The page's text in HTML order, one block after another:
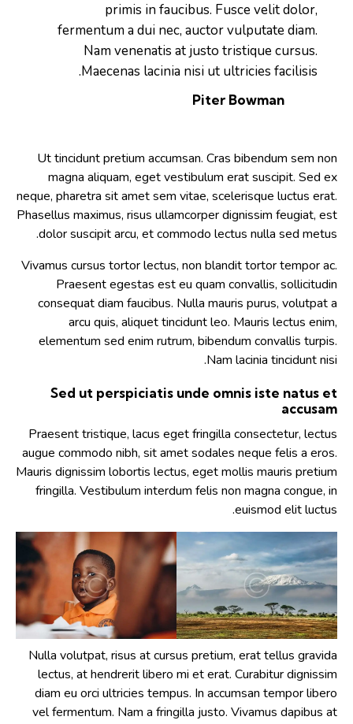
primis in faucibus. Fusce velit dolor,
fermentum a dui nec, auctor vulputate diam.
Nam venenatis at justo tristique cursus.
Maecenas lacinia nisi ut ultricies facilisis.
Piter Bowman
Ut tincidunt pretium accumsan. Cras bibendum sem non
magna aliquam, eget vestibulum erat suscipit. Sed ex
neque, pharetra sit amet sem vitae, scelerisque luctus erat.
Phasellus maximus, risus ullamcorper dignissim feugiat, est
dolor suscipit arcu, et commodo lectus nulla sed metus.
Vivamus cursus tortor lectus, non blandit tortor tempor ac.
Praesent egestas est eu quam convallis, sollicitudin
consequat diam faucibus. Nulla mauris purus, volutpat a
arcu quis, aliquet tincidunt leo. Mauris lectus enim,
elementum sed enim rutrum, bibendum convallis turpis.
Nam lacinia tincidunt nisi.
Sed ut perspiciatis unde omnis iste natus et
accusam
Praesent tristique, lacus eget fringilla consectetur, lectus
augue commodo nibh, sit amet sodales neque felis a eros.
Mauris dignissim lobortis lectus, eget mollis mauris pretium
fringilla. Vestibulum interdum felis non magna congue, in
euismod elit luctus.
Nulla volutpat, risus at cursus pretium, erat tellus gravida
lectus, at hendrerit libero mi et erat. Curabitur dignissim
diam eu orci ultricies tempus. In accumsan tempor libero
vel fermentum. Nam a fringilla justo. Vivamus dapibus at